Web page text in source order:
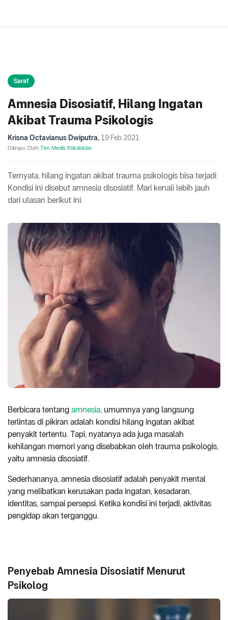
Saraf
Amnesia Disosiatif, Hilang Ingatan
Akibat Trauma Psikologis
Krisna Octavianus Dwiputra, 19 Feb 2021
Ditinjau Oleh Tim Medis Klikdokter
Ternyata, hilang ingatan akibat trauma psikologis bisa terjadi.
Kondisi ini disebut amnesia disosiatif. Mari kenali lebih jauh
dari ulasan berikut ini.
Berbicara tentang amnesia, umumnya yang langsung
terlintas di pikiran adalah kondisi hilang ingatan akibat
penyakit tertentu. Tapi, nyatanya ada juga masalah
kehilangan memori yang disebabkan oleh trauma psikologis,
yaitu amnesia disosiatif.
Sederhananya, amnesia disosiatif adalah penyakit mental
yang melibatkan kerusakan pada ingatan, kesadaran,
identitas, sampai persepsi. Ketika kondisi ini terjadi, aktivitas
pengidap akan terganggu.
Penyebab Amnesia Disosiatif Menurut
Psikolog